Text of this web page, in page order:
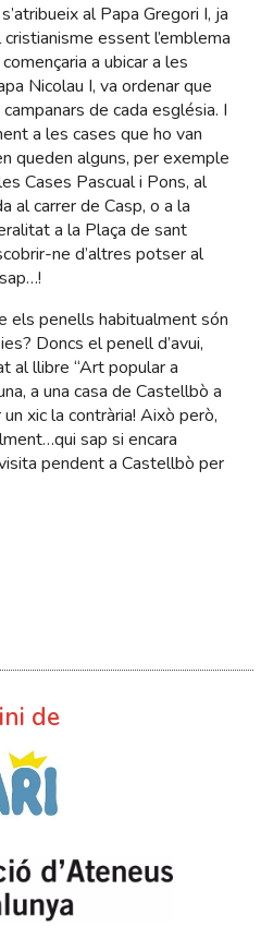
al Papa Gregori I, ja
essent l’emblema
a ubicar a les
Nicolau I, va ordenar que
de cada església. I
a les cases que ho van
queden alguns, per exemple
Cases Pascual i Pons, al
al carrer de Casp, o a la
a la Plaça de sant
ne d’altres potser al
els penells habitualment són
Doncs el penell d’avui,
al llibre “Art popular a
a una casa de Castellbò a
xic la contrària! Això però,
sap si encara
pendent a Castellbò per
de